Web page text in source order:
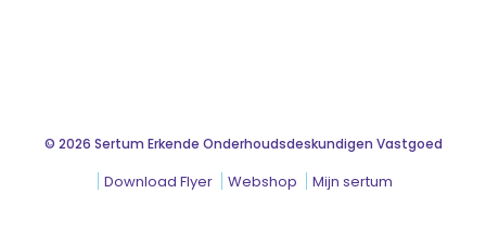
© 2026 Sertum Erkende Onderhoudsdeskundigen Vastgoed
Download Flyer Webshop Mijn sertum